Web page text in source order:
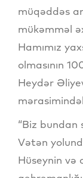
müqəddəs
mükəmməl
Hamımız
olmasının
Heydər
“Biz
Vətən
Hüseynin və